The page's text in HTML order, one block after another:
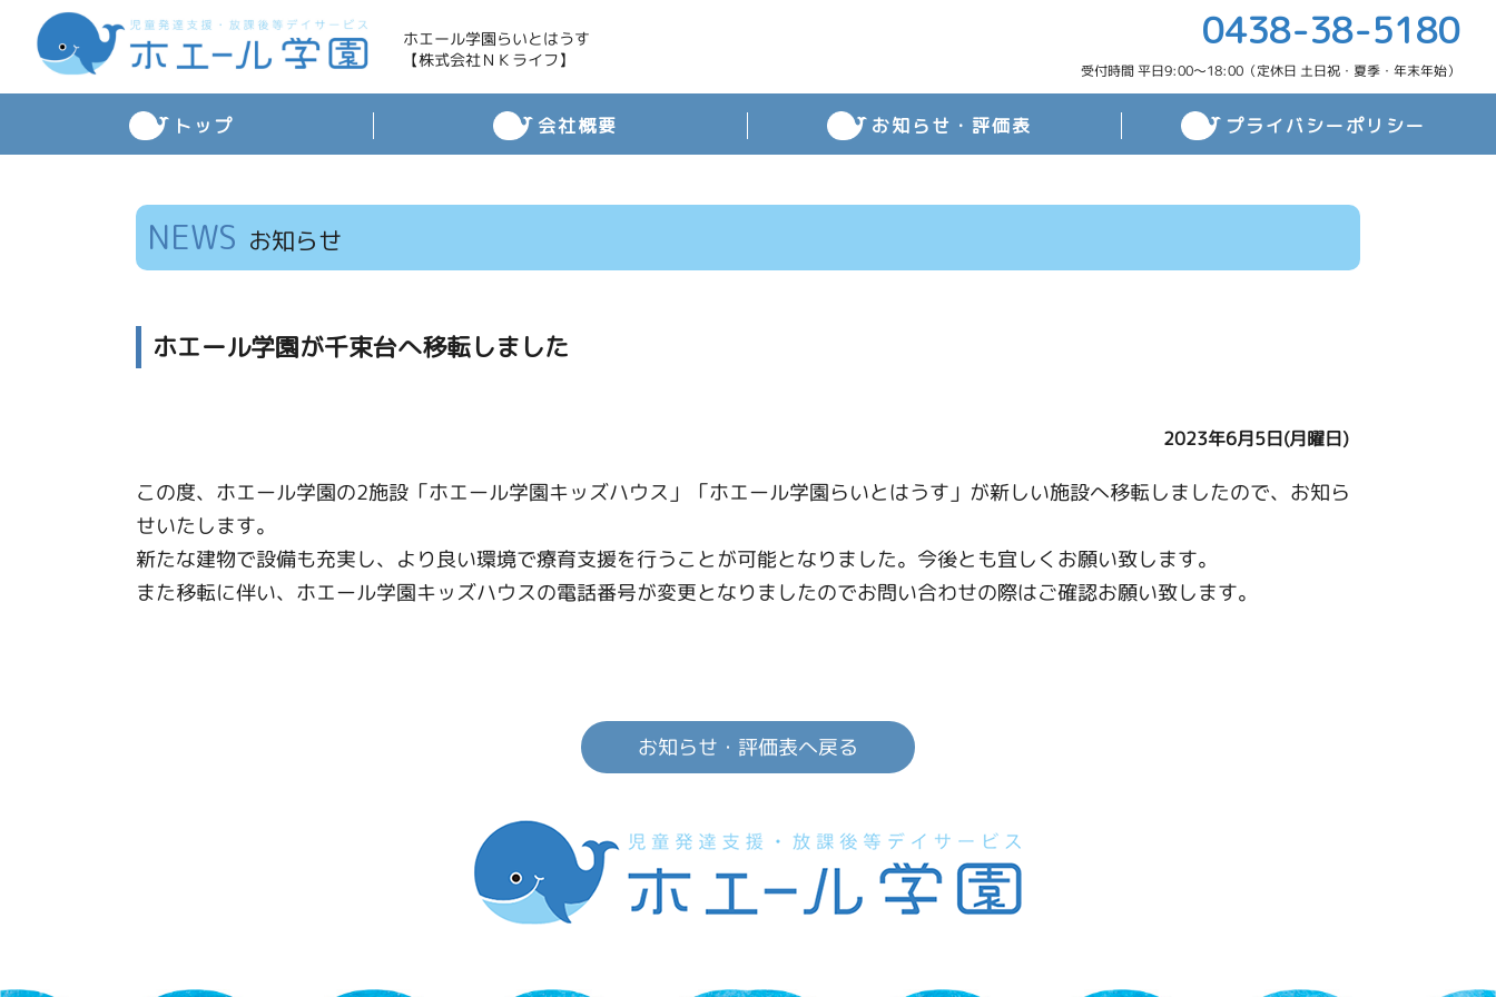
ホエール学園らいとはうす
【株式会社ＮＫライフ】
0438-38-5180
受付時間 平日9:00～18:00（定休日 土日祝・夏季・年末年始）
トップ 会社概要 お知らせ・評価表 プライバシーポリシー
NEWS お知らせ
ホエール学園が千束台へ移転しました
2023年6月5日(月曜日)
この度、ホエール学園の2施設「ホエール学園キッズハウス」「ホエール学園らいとはうす」が新しい施設へ移転しましたので、お知ら
せいたします。
新たな建物で設備も充実し、より良い環境で療育支援を行うことが可能となりました。今後とも宜しくお願い致します。
また移転に伴い、ホエール学園キッズハウスの電話番号が変更となりましたのでお問い合わせの際はご確認お願い致します。
お知らせ・評価表へ戻る